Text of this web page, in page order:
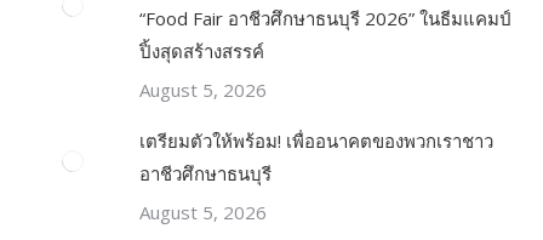
“Food Fair อาชีวศึกษาธนบุรี 2026” ในธีมแคมป์
ปิ้งสุดสร้างสรรค์
August 5, 2026
เตรียมตัวให้พร้อม! เพื่ออนาคตของพวกเราชาว
อาชีวศึกษาธนบุรี
August 5, 2026